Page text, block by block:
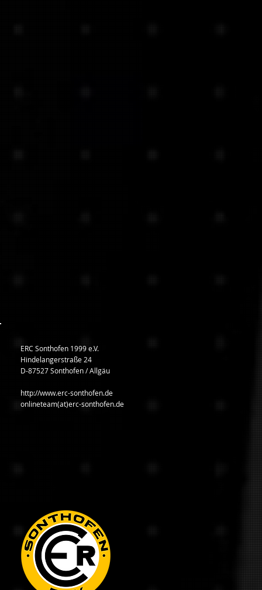
ERC Sonthofen 1999 e.V.
Hindelangerstraße 24
D-87527 Sonthofen / Allgäu
http://www.erc-sonthofen.de
onlineteam(at)erc-sonthofen.de